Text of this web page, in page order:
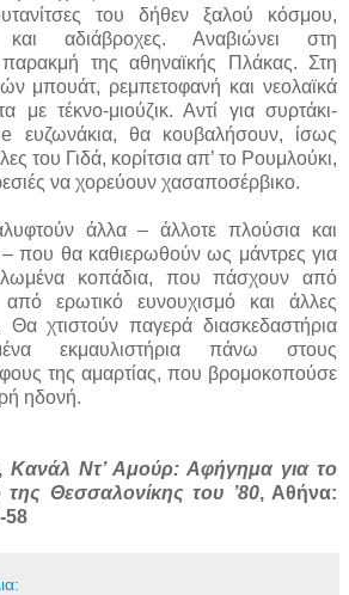
του δήθεν ξαλού κόσμου,
και αδιάβροχες. Αναβιώνει στη
της αθηναϊκής Πλάκας. Στη
μπουάτ, ρεμπετοφανή και νεολαϊκά
με τέκνο-μιούζικ. Αντί για συρτάκι-
ευζωνάκια, θα κουβαλήσουν, ίσως
του Γιδά, κορίτσια απ’ το Ρουμλούκι,
να χορεύουν χασαποσέρβικο.
άλλα – άλλοτε πλούσια και
που θα καθιερωθούν ως μάντρες για
κοπάδια, που πάσχουν από
από ερωτικό ευνουχισμό και άλλες
Θα χτιστούν παγερά διασκεδαστήρια
εκμαυλιστήρια πάνω στους
της αμαρτίας, που βρομοκοπούσε
ηδονή.
Κανάλ Ντ’ Αμούρ: Αφήγημα για το
της Θεσσαλονίκης του ’80, Αθήνα:
58